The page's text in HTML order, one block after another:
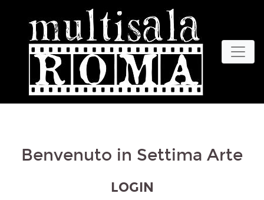
Benvenuto in Settima Arte
LOGIN